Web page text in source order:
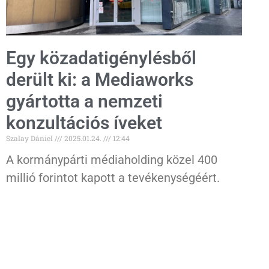
Egy közadatigénylésből
derült ki: a Mediaworks
gyártotta a nemzeti
konzultációs íveket
Szalay Dániel 2025.01.24. 12:44
A kormánypárti médiaholding közel 400
millió forintot kapott a tevékenységéért.